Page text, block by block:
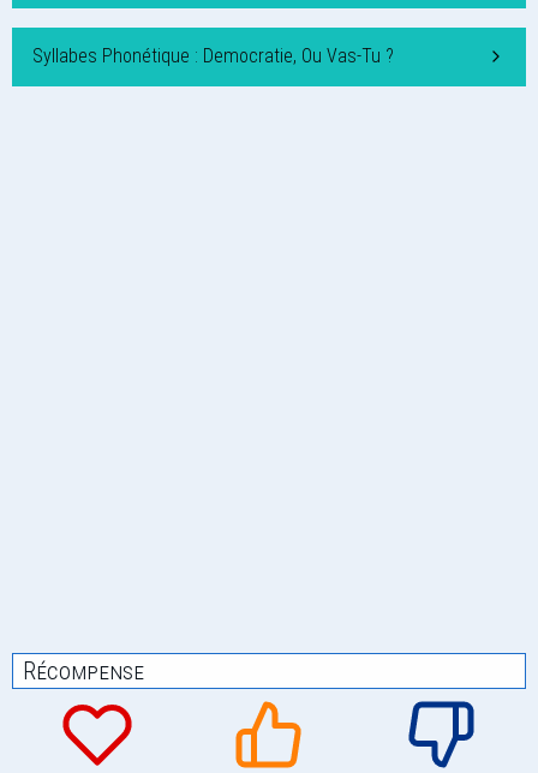
Syllabes Phonétique : Democratie, Ou Vas-Tu ?
Récompense